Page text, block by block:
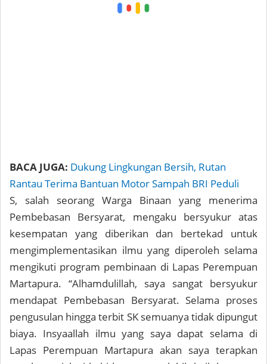
BACA JUGA: Dukung Lingkungan Bersih, Rutan
Rantau Terima Bantuan Motor Sampah BRI Peduli
S, salah seorang Warga Binaan yang menerima
Pembebasan Bersyarat, mengaku bersyukur atas
kesempatan yang diberikan dan bertekad untuk
mengimplementasikan ilmu yang diperoleh selama
mengikuti program pembinaan di Lapas Perempuan
Martapura. “Alhamdulillah, saya sangat bersyukur
mendapat Pembebasan Bersyarat. Selama proses
pengusulan hingga terbit SK semuanya tidak dipungut
biaya. Insyaallah ilmu yang saya dapat selama di
Lapas Perempuan Martapura akan saya terapkan